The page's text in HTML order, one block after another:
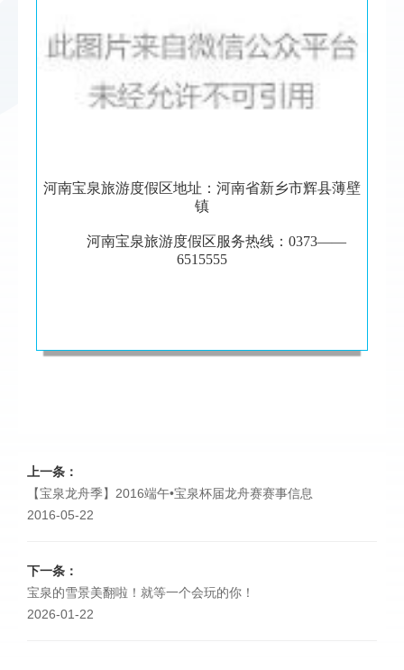
河南宝泉旅游度假区地址：河南省新乡市辉县薄壁
镇
河南宝泉旅游度假区服务热线：0373——
6515555
上一条：
【宝泉龙舟季】2016端午•宝泉杯届龙舟赛赛事信息
2016-05-22
下一条：
宝泉的雪景美翻啦！就等一个会玩的你！
2026-01-22